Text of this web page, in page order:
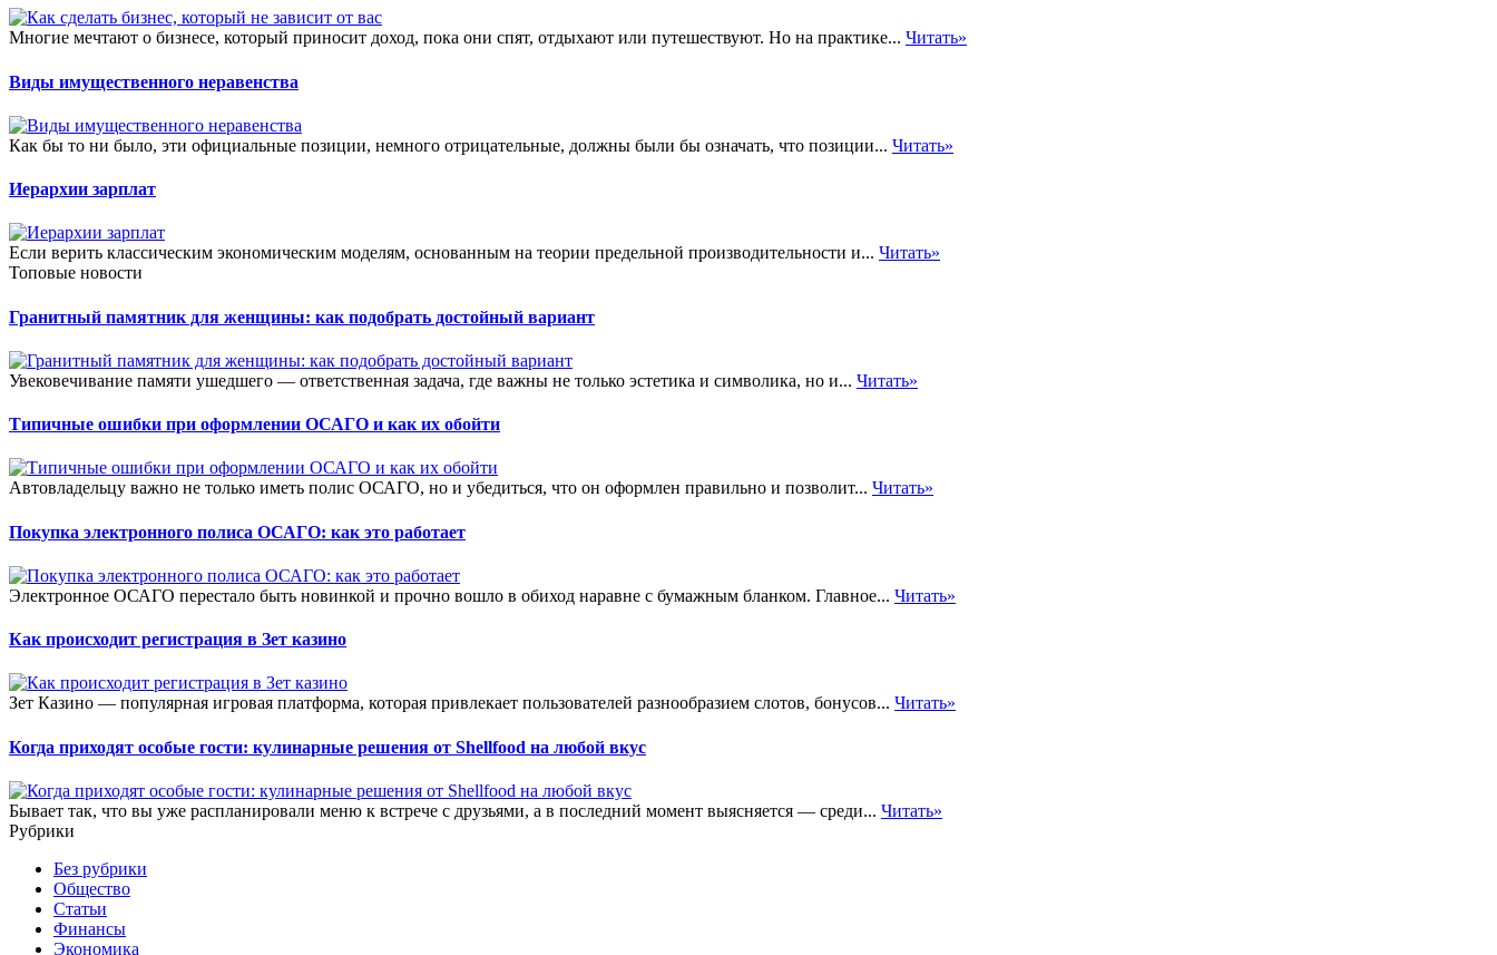
Многие мечтают о бизнесе, который приносит доход, пока они спят, отдыхают или путешествуют. Но на практике... Читать»
Виды имущественного неравенства
Как бы то ни было, эти официальные позиции, немного отрицательные, должны были бы означать, что позиции... Читать»
Иерархии зарплат
Если верить классическим экономическим моделям, основанным на теории предельной производительности и... Читать»
Топовые новости
Гранитный памятник для женщины: как подобрать достойный вариант
Увековечивание памяти ушедшего — ответственная задача, где важны не только эстетика и символика, но и... Читать»
Типичные ошибки при оформлении ОСАГО и как их обойти
Автовладельцу важно не только иметь полис ОСАГО, но и убедиться, что он оформлен правильно и позволит... Читать»
Покупка электронного полиса ОСАГО: как это работает
Электронное ОСАГО перестало быть новинкой и прочно вошло в обиход наравне с бумажным бланком. Главное... Читать»
Как происходит регистрация в Зет казино
Зет Казино — популярная игровая платформа, которая привлекает пользователей разнообразием слотов, бонусов... Читать»
Когда приходят особые гости: кулинарные решения от Shellfood на любой вкус
Бывает так, что вы уже распланировали меню к встрече с друзьями, а в последний момент выясняется — среди... Читать»
Рубрики
Без рубрики
Общество
Статьи
Финансы
Экономика